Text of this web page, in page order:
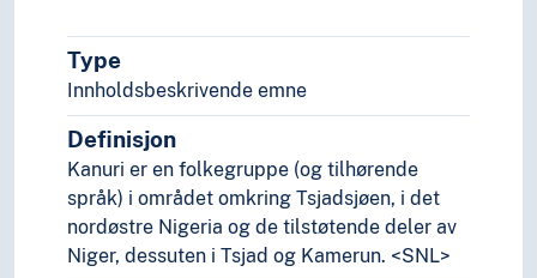
Folkegrupper i Amerika
Folkegrupper i Asia
Folkegrupper i Europa
Folkegrupper i Oseania
Skriftløse folk
Stammer (Folkegrupper)
Ugrupperte folk
Urfolk
Formtermer
Type
Innholdsbeskrivende emne
Definisjon
Kanuri er en folkegruppe (og tilhørende
språk) i området omkring Tsjadsjøen, i det
nordøstre Nigeria og de tilstøtende deler av
Niger, dessuten i Tsjad og Kamerun. <SNL>